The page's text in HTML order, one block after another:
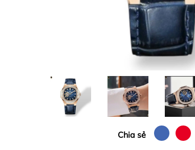
Chia sẻ